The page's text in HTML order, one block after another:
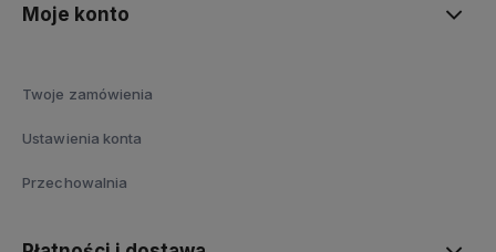
Moje konto
Twoje zamówienia
Ustawienia konta
Przechowalnia